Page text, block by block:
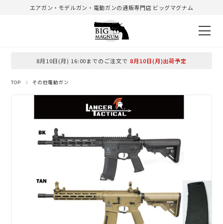
エアガン・モデルガン・電動ガンの通販専門店 ビッグマグナム
8月10日(月) 16:00までのご注文で 8月10日(月)出荷予定
TOP その他電動ガン